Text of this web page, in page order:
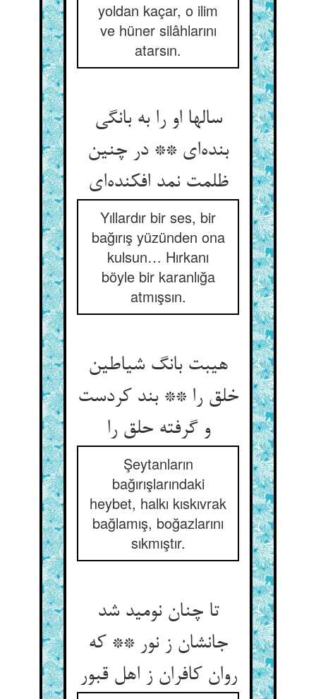
yoldan kaçar, o ilim
ve hüner silâhlarını
atarsın.
سالها او را به بانگی
بنده‌ای ** در چنین
ظلمت نمد افکنده‌ای
Yıllardır bir ses, bir
bağırış yüzünden ona
kulsun… Hırkanı
böyle bir karanlığa
atmışsın.
هیبت بانگ شیاطین
خلق را ** بند کردست
و گرفته حلق را
Şeytanların
bağırışlarındaki
heybet, halkı kıskıvrak
bağlamış, boğazlarını
sıkmıştır.
تا چنان نومید شد
جانشان ز نور ** که
روان کافران ز اهل قبور